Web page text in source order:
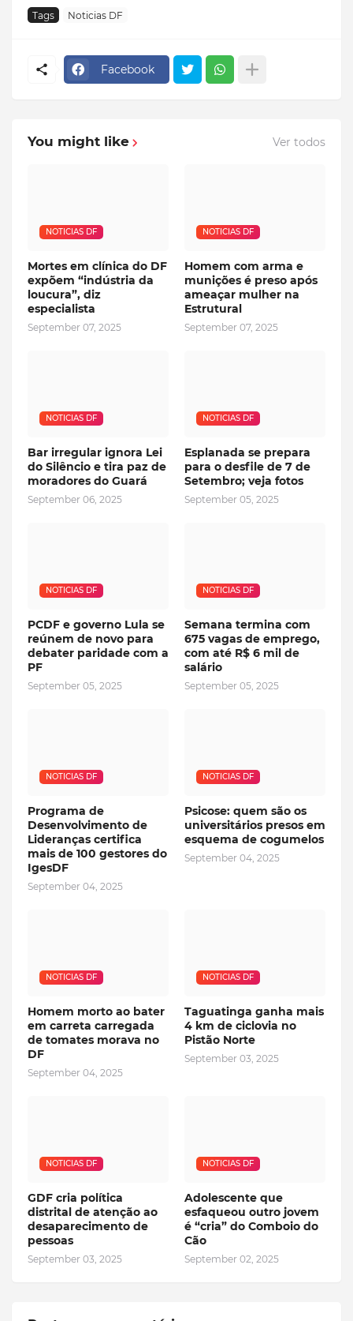
Tags Noticias DF
Facebook
You might like Ver todos
NOTICIAS DF
Mortes em clínica do DF
expõem “indústria da
loucura”, diz
especialista
September 07, 2025
NOTICIAS DF
Homem com arma e
munições é preso após
ameaçar mulher na
Estrutural
September 07, 2025
NOTICIAS DF
Bar irregular ignora Lei
do Silêncio e tira paz de
moradores do Guará
September 06, 2025
NOTICIAS DF
Esplanada se prepara
para o desfile de 7 de
Setembro; veja fotos
September 05, 2025
NOTICIAS DF
PCDF e governo Lula se
reúnem de novo para
debater paridade com a
PF
September 05, 2025
NOTICIAS DF
Semana termina com
675 vagas de emprego,
com até R$ 6 mil de
salário
September 05, 2025
NOTICIAS DF
Programa de
Desenvolvimento de
Lideranças certifica
mais de 100 gestores do
IgesDF
September 04, 2025
NOTICIAS DF
Psicose: quem são os
universitários presos em
esquema de cogumelos
September 04, 2025
NOTICIAS DF
Homem morto ao bater
em carreta carregada
de tomates morava no
DF
September 04, 2025
NOTICIAS DF
Taguatinga ganha mais
4 km de ciclovia no
Pistão Norte
September 03, 2025
NOTICIAS DF
GDF cria política
distrital de atenção ao
desaparecimento de
pessoas
September 03, 2025
NOTICIAS DF
Adolescente que
esfaqueou outro jovem
é “cria” do Comboio do
Cão
September 02, 2025